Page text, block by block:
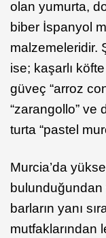
olan yumurta,
biber İspanyol
malzemeleridir.
ise; kaşarlı
güveç “arroz
“zarangollo” ve
turta “pastel
Murcia’da
barların yanı
mutfaklarından